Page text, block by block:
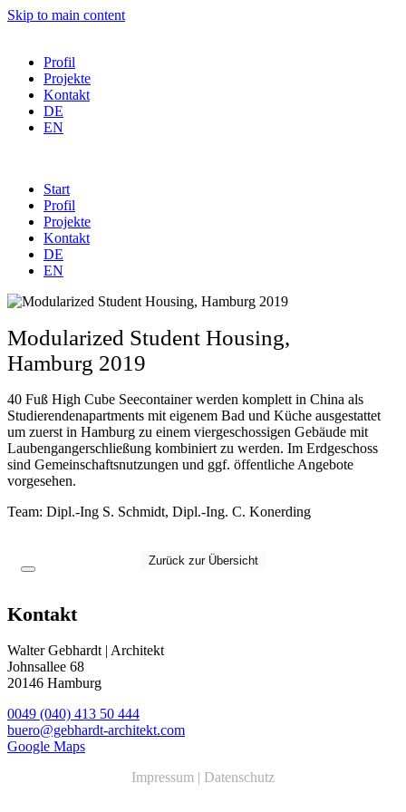
Skip to main content
Profil
Projekte
Kontakt
DE
EN
Start
Profil
Projekte
Kontakt
DE
EN
Modularized Student Housing,
Hamburg 2019
40 Fuß High Cube Seecontainer werden komplett in China als
Studierendenapartments mit eigenem Bad und Küche ausgestattet
um zuerst in Hamburg zu einem viergeschossigen Gebäude mit
Laubengangerschließung kombiniert zu werden. Im Erdgeschoss
sind Gemeinschaftsnutzungen und ggf. öffentliche Angebote
vorgesehen.
Team: Dipl.-Ing S. Schmidt, Dipl.-Ing. C. Konerding
Zurück zur Übersicht
Kontakt
Walter Gebhardt | Architekt
Johnsallee 68
20146 Hamburg
0049 (040) 413 50 444
buero@gebhardt-architekt.com
Google Maps
Impressum | Datenschutz